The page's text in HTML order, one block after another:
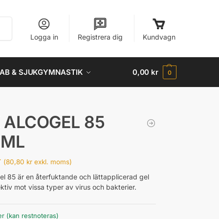
Logga in Registrera dig Kundvagn
& SJUKGYMNASTIK 0,00 kr 0
85
(80,80 kr exkl. moms)
85 är en återfuktande och lättapplicerad gel
mot vissa typer av virus och bakterier.
(kan restnoteras)